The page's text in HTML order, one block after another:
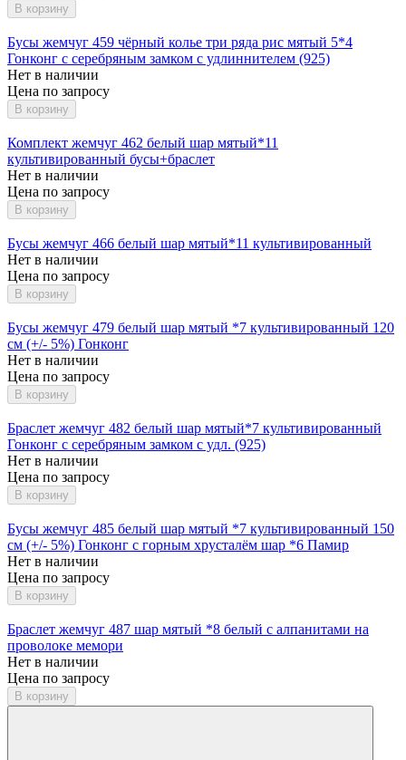
В корзину
Бусы жемчуг 459 чёрный колье три ряда рис мятый 5*4
Гонконг с серебряным замком с удлиннителем (925)
Нет в наличии
Цена по запросу
В корзину
Комплект жемчуг 462 белый шар мятый*11
культивированный бусы+браслет
Нет в наличии
Цена по запросу
В корзину
Бусы жемчуг 466 белый шар мятый*11 культивированный
Нет в наличии
Цена по запросу
В корзину
Бусы жемчуг 479 белый шар мятый *7 культивированный 120
см (+/- 5%) Гонконг
Нет в наличии
Цена по запросу
В корзину
Браслет жемчуг 482 белый шар мятый*7 культивированный
Гонконг с серебряным замком с удл. (925)
Нет в наличии
Цена по запросу
В корзину
Бусы жемчуг 485 белый шар мятый *7 культивированный 150
см (+/- 5%) Гонконг с горным хрусталём шар *6 Памир
Нет в наличии
Цена по запросу
В корзину
Браслет жемчуг 487 шар мятый *8 белый с алпанитами на
проволоке мемори
Нет в наличии
Цена по запросу
В корзину